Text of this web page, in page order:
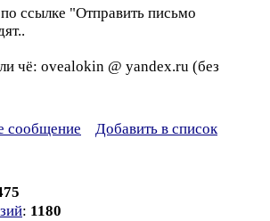
ссылке "Отправить письмо
чё: ovealokin @ yandex.ru (без
сообщение
Добавить в список
: 1180